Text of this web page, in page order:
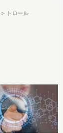
トロール